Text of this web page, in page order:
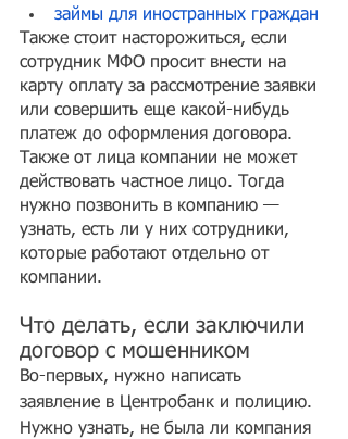
займы для иностранных граждан
Также стоит насторожиться, если
сотрудник МФО просит внести на
карту оплату за рассмотрение заявки
или совершить еще какой-нибудь
платеж до оформления договора.
Также от лица компании не может
действовать частное лицо. Тогда
нужно позвонить в компанию —
узнать, есть ли у них сотрудники,
которые работают отдельно от
компании.
Что делать, если заключили
договор с мошенником
Во-первых, нужно написать
заявление в Центробанк и полицию.
Нужно узнать, не была ли компания